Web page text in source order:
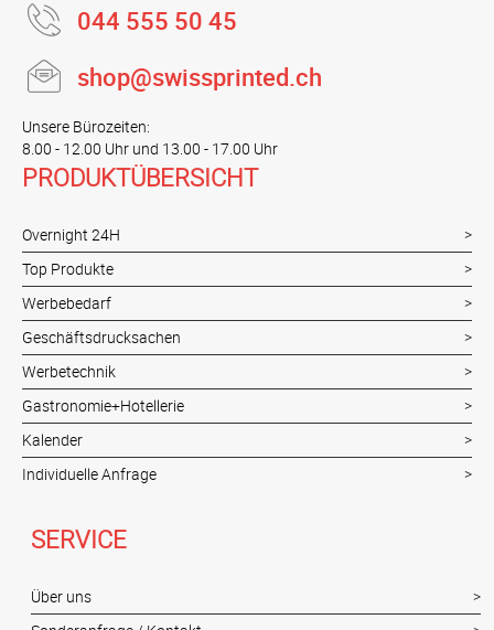
044 555 50 45
shop@swissprinted.ch
Unsere Bürozeiten:
8.00 - 12.00 Uhr und 13.00 - 17.00 Uhr
PRODUKTÜBERSICHT
Overnight 24H
Top Produkte
Werbebedarf
Geschäftsdrucksachen
Werbetechnik
Gastronomie+Hotellerie
Kalender
Individuelle Anfrage
SERVICE
Über uns